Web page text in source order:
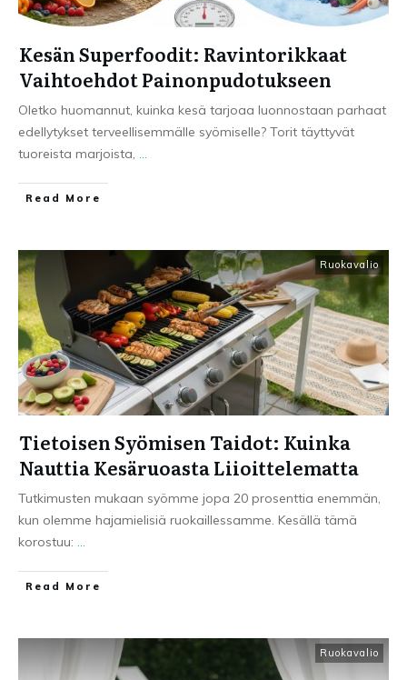
Kesän Superfoodit: Ravintorikkaat
Vaihtoehdot Painonpudotukseen
Oletko huomannut, kuinka kesä tarjoaa luonnostaan parhaat
edellytykset terveellisemmälle syömiselle? Torit täyttyvät
tuoreista marjoista, ...
Read More
Ruokavalio
Tietoisen Syömisen Taidot: Kuinka
Nauttia Kesäruoasta Liioittelematta
Tutkimusten mukaan syömme jopa 20 prosenttia enemmän,
kun olemme hajamielisiä ruokaillessamme. Kesällä tämä
korostuu: ...
Read More
Ruokavalio